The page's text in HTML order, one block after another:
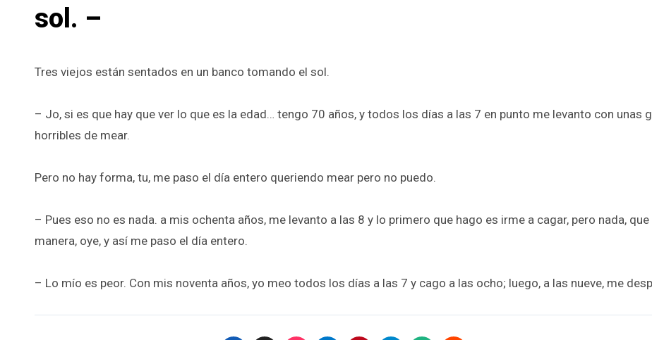
sol. –
Tres viejos están sentados en un banco tomando el sol.
– Jo, si es que hay que ver lo que es la edad… tengo 70 años, y todos los días a las 7 en punto me levanto con unas
horribles de mear.
Pero no hay forma, tu, me paso el día entero queriendo mear pero no puedo.
– Pues eso no es nada. a mis ochenta años, me levanto a las 8 y lo primero que hago es irme a cagar, pero nada, que
manera, oye, y así me paso el día entero.
– Lo mío es peor. Con mis noventa años, yo meo todos los días a las 7 y cago a las ocho; luego, a las nueve, me